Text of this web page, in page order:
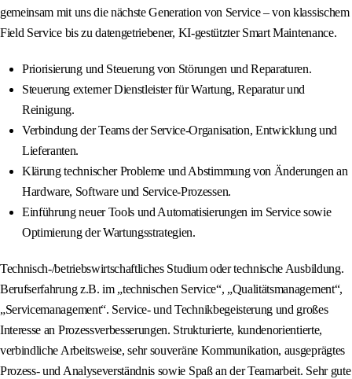
gemeinsam mit uns die nächste Generation von Service – von klassischem
Field Service bis zu datengetriebener, KI-gestützter Smart Maintenance.
Priorisierung und Steuerung von Störungen und Reparaturen.
Steuerung externer Dienstleister für Wartung, Reparatur und
Reinigung.
Verbindung der Teams der Service-Organisation, Entwicklung und
Lieferanten.
Klärung technischer Probleme und Abstimmung von Änderungen an
Hardware, Software und Service-Prozessen.
Einführung neuer Tools und Automatisierungen im Service sowie
Optimierung der Wartungsstrategien.
Technisch-/betriebswirtschaftliches Studium oder technische Ausbildung.
Berufserfahrung z.B. im „technischen Service“, „Qualitätsmanagement“,
„Servicemanagement“. Service- und Technikbegeisterung und großes
Interesse an Prozessverbesserungen. Strukturierte, kundenorientierte,
verbindliche Arbeitsweise, sehr souveräne Kommunikation, ausgeprägtes
Prozess‑ und Analyseverständnis sowie Spaß an der Teamarbeit. Sehr gute